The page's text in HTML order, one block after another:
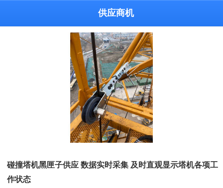
供应商机
碰撞塔机黑匣子供应 数据实时采集 及时直观显示塔机各项工
作状态